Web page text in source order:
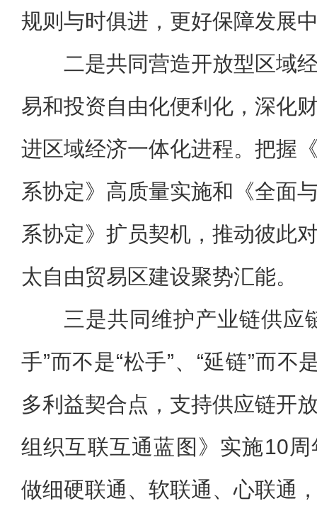
规则与时俱进，更好保障发展
二是共同营造开放型区域
易和投资自由化便利化，深化
进区域经济一体化进程。把握
系协定》高质量实施和《全面
系协定》扩员契机，推动彼此
太自由贸易区建设聚势汇能。
三是共同维护产业链供应
手”而不是“松手”、“延链”而不
多利益契合点，支持供应链开
组织互联互通蓝图》实施10
做细硬联通、软联通、心联通